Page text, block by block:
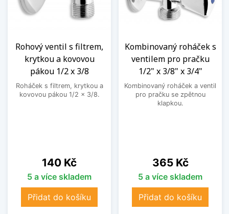
Rohový ventil s filtrem,
krytkou a kovovou
pákou 1/2 x 3/8
Roháček s filtrem, krytkou a
kovovou pákou 1/2 x 3/8.
Cena
140 Kč
5 a více skladem
Přidat do košíku
Kombinovaný roháček s
ventilem pro pračku
1/2" x 3/8" x 3/4"
Kombinovaný roháček a ventil
pro pračku se zpětnou
klapkou.
Cena
365 Kč
5 a více skladem
Přidat do košíku